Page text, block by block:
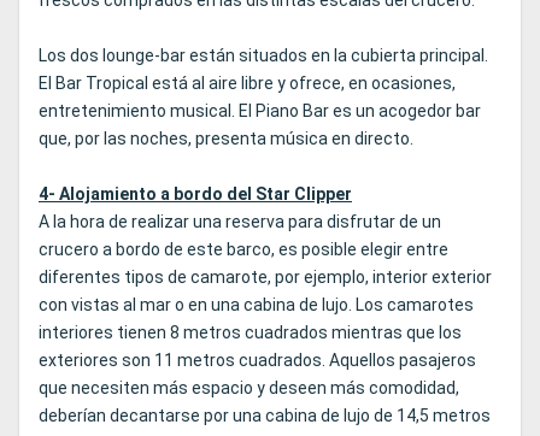
Los dos lounge-bar están situados en la cubierta principal.
El Bar Tropical está al aire libre y ofrece, en ocasiones,
entretenimiento musical. El Piano Bar es un acogedor bar
que, por las noches, presenta música en directo.
4- Alojamiento a bordo del Star Clipper
A la hora de realizar una reserva para disfrutar de un
crucero a bordo de este barco, es posible elegir entre
diferentes tipos de camarote, por ejemplo, interior exterior
con vistas al mar o en una cabina de lujo. Los camarotes
interiores tienen 8 metros cuadrados mientras que los
exteriores son 11 metros cuadrados. Aquellos pasajeros
que necesiten más espacio y deseen más comodidad,
deberían decantarse por una cabina de lujo de 14,5 metros